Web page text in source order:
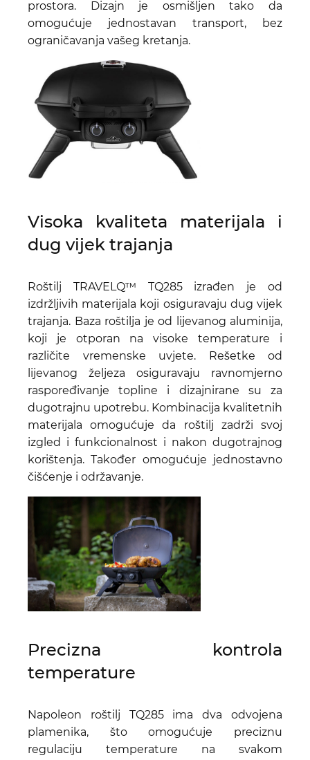
prostora. Dizajn je osmišljen tako da
omogućuje jednostavan transport, bez
ograničavanja vašeg kretanja.
Visoka kvaliteta materijala i
dug vijek trajanja
Roštilj TRAVELQ™ TQ285 izrađen je od
izdržljivih materijala koji osiguravaju dug vijek
trajanja. Baza roštilja je od lijevanog aluminija,
koji je otporan na visoke temperature i
različite vremenske uvjete. Rešetke od
lijevanog željeza osiguravaju ravnomjerno
raspoređivanje topline i dizajnirane su za
dugotrajnu upotrebu. Kombinacija kvalitetnih
materijala omogućuje da roštilj zadrži svoj
izgled i funkcionalnost i nakon dugotrajnog
korištenja. Također omogućuje jednostavno
čišćenje i održavanje.
Precizna kontrola
temperature
Napoleon roštilj TQ285 ima dva odvojena
plamenika, što omogućuje preciznu
regulaciju temperature na svakom